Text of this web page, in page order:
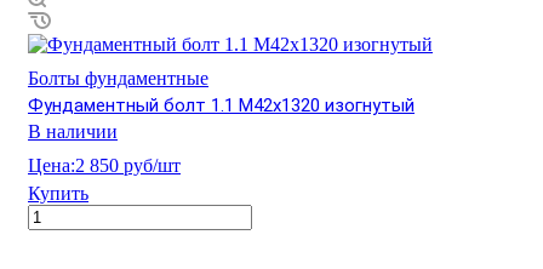
Болты фундаментные
Фундаментный болт 1.1 М42х1320 изогнутый
В наличии
Цена:2 850 руб/шт
Купить